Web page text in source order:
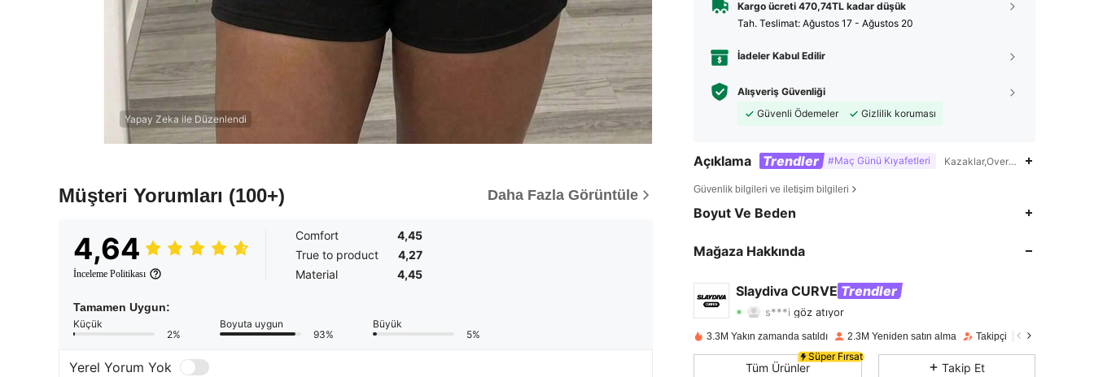
Yapay Zeka ile Düzenlendi
Müşteri Yorumları (100+) Daha Fazla Görüntüle
4,64
İnceleme Politikası
Comfort
4,45
True to product
4,27
Material
4,45
Tamamen Uygun:
Küçük
2%
Boyuta uygun
93%
Büyük
5%
Yerel Yorum Yok
Kargo ücreti 470,74TL kadar düşük
Tah. Teslimat: Ağustos 17 - Ağustos 20
İadeler Kabul Edilir
Alışveriş Güvenliği
Güvenli Ödemeler
Gizlilik koruması
Açıklama Trendler #Maç Günü Kıyafetleri Kazaklar,Oversize,Hiçbiri,2'si 1
Güvenlik bilgileri ve iletişim bilgileri
Boyut Ve Beden
Mağaza Hakkında
Slaydiva CURVE Trendler
s***i göz atıyor
4,80 Derecelendirme
9.2K
3.3M Yakın zamanda satıldı 2.3M Yeniden satın alma Takipçi artışı 12%
Süper Fırsat
Tüm Ürünler Takip Et